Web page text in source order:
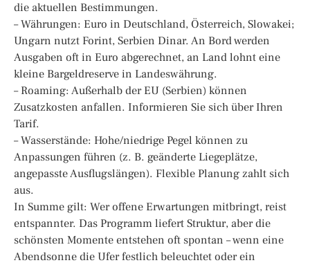
die aktuellen Bestimmungen.
– Währungen: Euro in Deutschland, Österreich, Slowakei;
Ungarn nutzt Forint, Serbien Dinar. An Bord werden
Ausgaben oft in Euro abgerechnet, an Land lohnt eine
kleine Bargeldreserve in Landeswährung.
– Roaming: Außerhalb der EU (Serbien) können
Zusatzkosten anfallen. Informieren Sie sich über Ihren
Tarif.
– Wasserstände: Hohe/niedrige Pegel können zu
Anpassungen führen (z. B. geänderte Liegeplätze,
angepasste Ausflugslängen). Flexible Planung zahlt sich
aus.
In Summe gilt: Wer offene Erwartungen mitbringt, reist
entspannter. Das Programm liefert Struktur, aber die
schönsten Momente entstehen oft spontan – wenn eine
Abendsonne die Ufer festlich beleuchtet oder ein